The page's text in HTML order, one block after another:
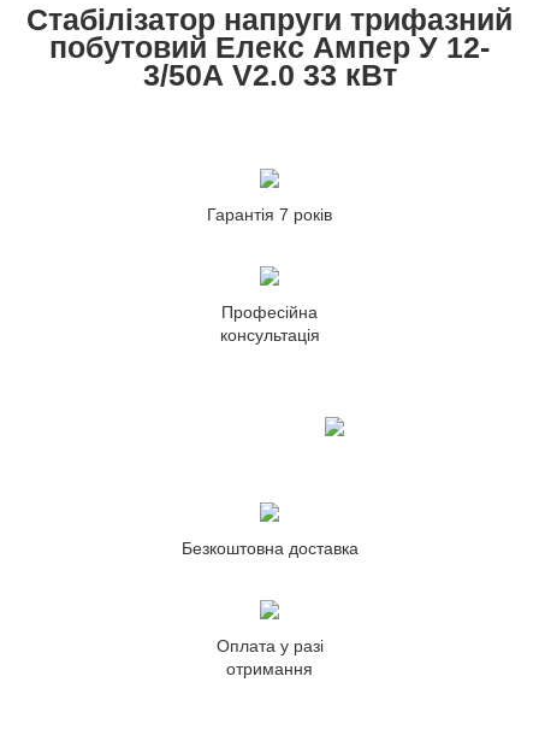
Стабілізатор напруги трифазний
побутовий Елекс Ампер У 12-
3/50А V2.0 33 кВт
Гарантія 7 років
Професійна
консультація
Безкоштовна доставка
Оплата у разі
отримання